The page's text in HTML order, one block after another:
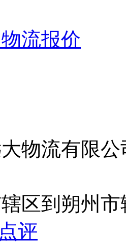
流报价
物流有限公
区到朔州
评